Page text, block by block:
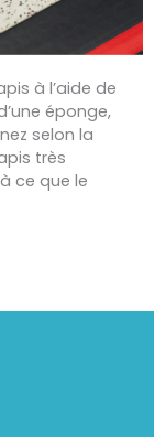
à l’aide de
éponge,
selon la
très
ce que le